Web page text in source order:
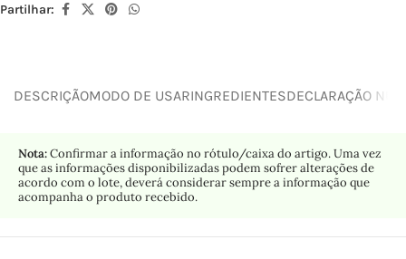
Partilhar:
DESCRIÇÃOMODO DE USARINGREDIENTESDECLARAÇÃO
Nota:Confirmar a informação no rótulo/caixa do artigo. Uma vez
que as informações disponibilizadas podem sofrer alterações de
acordo com o lote, deverá considerar sempre a informação que
acompanha o produto recebido.